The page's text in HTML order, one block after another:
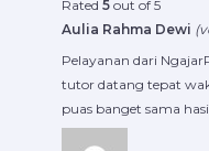
Rated 5 out of 5
Aulia Rahma Dewi
Pelayanan dari
tutor datang tepat
puas banget sama